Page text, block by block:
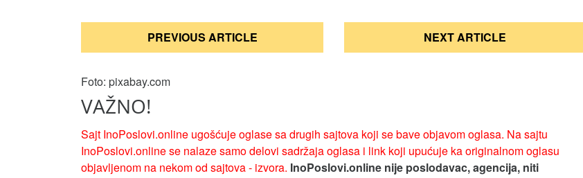
Кретање
PREVIOUS ARTICLE NEXT ARTICLE
Foto: pixabay.com
VAŽNO!
Sajt InoPoslovi.online ugošćuje oglase sa drugih sajtova koji se bave objavom oglasa. Na sajtu
InoPoslovi.online se nalaze samo delovi sadržaja oglasa i link koji upućuje ka originalnom oglasu
objavljenom na nekom od sajtova - izvora. InoPoslovi.online nije poslodavac, agencija, niti